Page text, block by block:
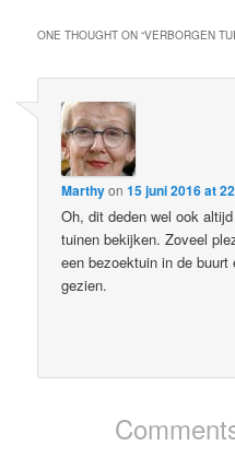
ONE THOUGHT ON “VERBORGEN
Marthyon15 juni 2016 at
Oh, dit deden wel ook
tuinen bekijken. Zoveel
een bezoektuin in de buurt
gezien.